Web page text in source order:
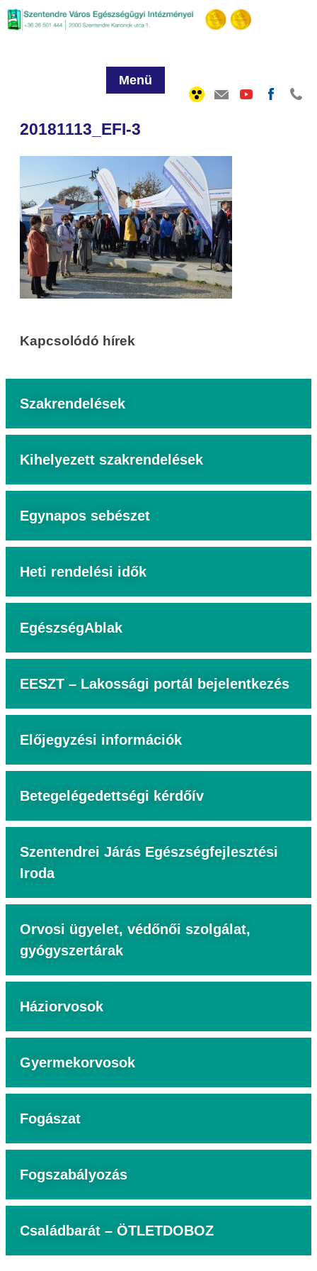
Menü
20181113_EFI-3
Kapcsolódó hírek
Szakrendelések
Kihelyezett szakrendelések
Egynapos sebészet
Heti rendelési idők
EgészségAblak
EESZT – Lakossági portál bejelentkezés
Előjegyzési információk
Betegelégedettségi kérdőív
Szentendrei Járás Egészségfejlesztési
Iroda
Orvosi ügyelet, védőnői szolgálat,
gyógyszertárak
Háziorvosok
Gyermekorvosok
Fogászat
Fogszabályozás
Családbarát – ÖTLETDOBOZ